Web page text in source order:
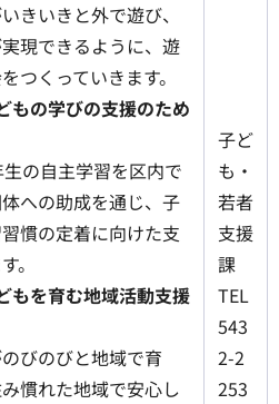
きいきと外で遊び、
現できるように、遊
つくっていきます。
の学びの支援のため
の自主学習を区内で
への助成を通じ、子
慣の定着に向けた支
。
を育む地域活動支援
びのびと地域で育
慣れた地域で安心し
子ど
も・
若者
支援
課
TEL
543
2-2
253